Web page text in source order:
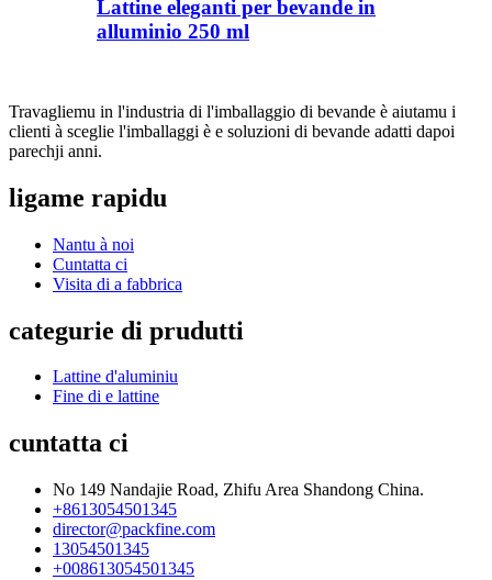
Lattine eleganti per bevande in
alluminio 250 ml
Travagliemu in l'industria di l'imballaggio di bevande è aiutamu i
clienti à sceglie l'imballaggi è e soluzioni di bevande adatti dapoi
parechji anni.
ligame rapidu
Nantu à noi
Cuntatta ci
Visita di a fabbrica
categurie di prudutti
Lattine d'aluminiu
Fine di e lattine
cuntatta ci
No 149 Nandajie Road, Zhifu Area Shandong China.
+8613054501345
director@packfine.com
13054501345
+008613054501345